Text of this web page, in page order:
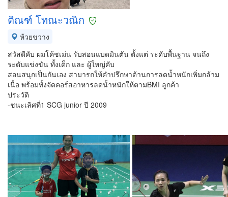
ติณฑ์ โทณะวณิก
ห้วยขวาง
สวัสดีคับ ผมโค้ชเม่น รับสอนแบดมินตัน ตั้งแต่ ระดับพื้นฐาน จนถึง
ระดับแข่งขัน ทั้งเด็ก และ ผู้ใหญ่คับ
สอนสนุกเป็นกันเอง สามารถให้คำปรึกษาด้านการลดน้ำหนักเพิ่มกล้าม
เนื้อ พร้อมทั้งจัดคอร์สอาหารลดน้ำหนักให้ตามBMI ลูกค้า
ประวัติ
-ชนะเลิศที่1 SCG junior ปี 2009